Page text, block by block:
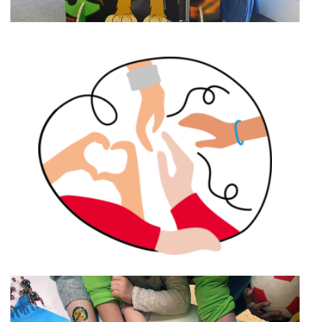
för att skapa ett bra samhälle.